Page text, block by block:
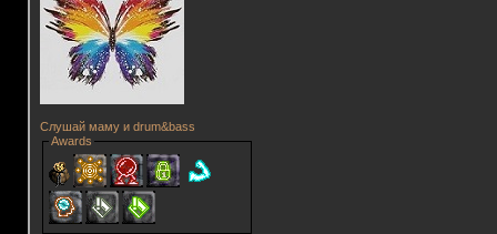
Слушай маму и drum&bass
Awards